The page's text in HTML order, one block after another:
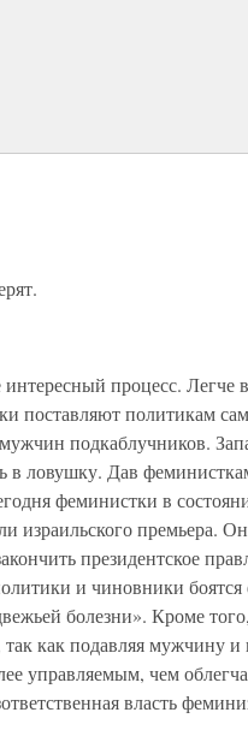
процесс. Легче
поставляют политикам
подкаблучников.
в ловушку. Дав
феминистки в
израильского премьера.
президентское
и чиновники
болезни». Кроме
так как подавляя мужчину
управляемым, чем
власть